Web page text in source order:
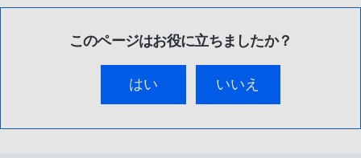
このページはお役に立ちましたか？
はい いいえ